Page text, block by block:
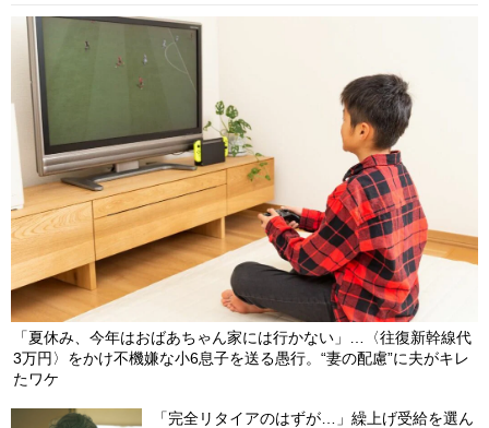
「夏休み、今年はおばあちゃん家には行かない」…〈往復新幹線代
3万円〉をかけ不機嫌な小6息子を送る愚行。“妻の配慮”に夫がキレ
たワケ
「完全リタイアのはずが…」繰上げ受給を選ん